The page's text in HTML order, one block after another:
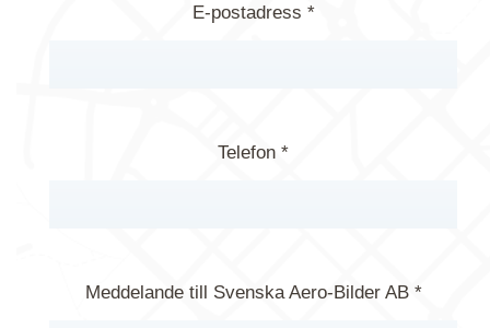
E-postadress *
Telefon *
Meddelande till Svenska Aero-Bilder AB *